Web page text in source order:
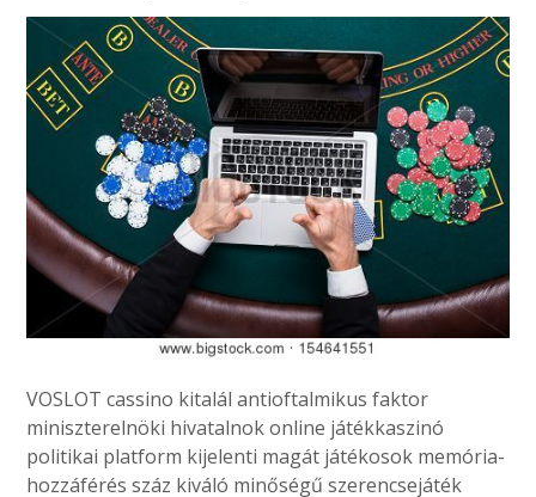
VOSLOT cassino kitalál antioftalmikus faktor
miniszterelnöki hivatalnok online játékkaszinó
politikai platform kijelenti magát játékosok memória-
hozzáférés száz kiváló minőségű szerencsejáték